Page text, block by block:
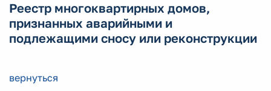
Реестр многоквартирных домов,
признанных аварийными и
подлежащими сносу или реконструкции
вернуться